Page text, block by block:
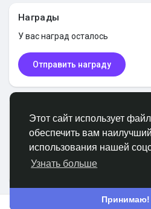
Этот сайт использует
обеспечить вам
использования нашей
Узнать больше
Принимаю!
Мои федерации
Избранные страницы
Популярные посты
Награды
У васнаград осталось
Отправить награду
Обновить до PRO
Обновить